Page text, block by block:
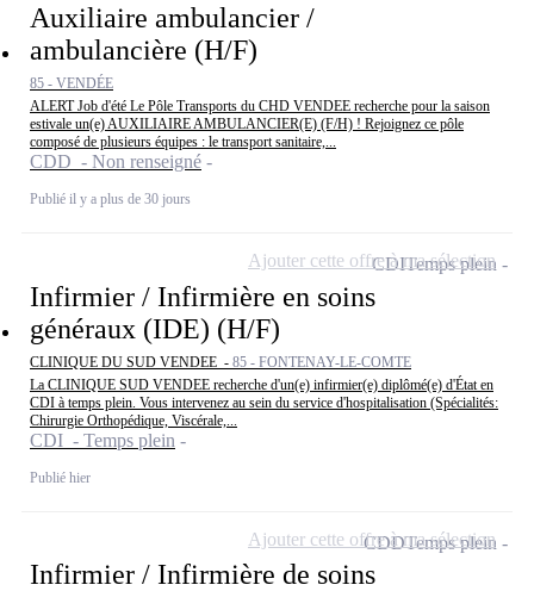
Auxiliaire ambulancier /
ambulancière (H/F)
85 - VENDÉE
ALERT Job d'été Le Pôle Transports du CHD VENDEE recherche pour la saison
estivale un(e) AUXILIAIRE AMBULANCIER(E) (F/H) ! Rejoignez ce pôle
composé de plusieurs équipes : le transport sanitaire,...
CDD - Non renseigné
Publié il y a plus de 30 jours
Infirmier / Infirmière en soins
généraux (IDE) (H/F)
CLINIQUE DU SUD VENDEE - 85 - FONTENAY-LE-COMTE
La CLINIQUE SUD VENDEE recherche d'un(e) infirmier(e) diplômé(e) d'État en
CDI à temps plein. Vous intervenez au sein du service d'hospitalisation (Spécialités:
Chirurgie Orthopédique, Viscérale,...
CDI - Temps plein
Publié hier
CDITemps plein
Ajouter cette offre à ma sélection
Infirmier / Infirmière de soins
CDDTemps plein
Ajouter cette offre à ma sélection